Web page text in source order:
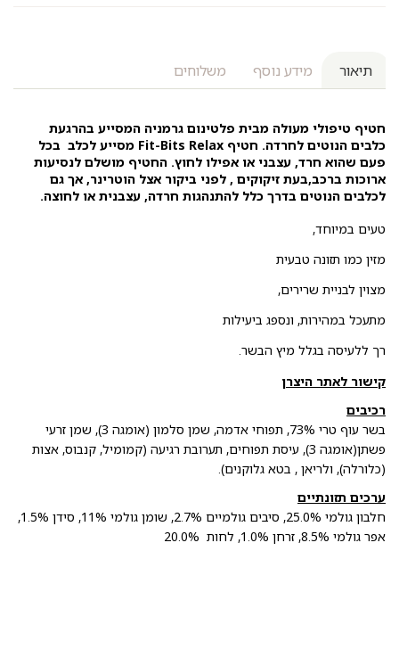
תיאור מידע נוסף משלוחים
חטיף טיפולי מעולה מבית פלטינום גרמניה המסייע בהרגעת
כלבים הנוטים לחרדה. חטיף Fit-Bits Relax מסייע לכלב בכל
פעם שהוא חרד, עצבני או אפילו לחוץ. החטיף מושלם לנסיעות
ארוכות ברכב,בעת זיקוקים , לפני ביקור אצל הוטרינר, אך גם
לכלבים הנוטים בדרך כלל להתנהגות חרדה, עצבנית או לחוצה.
טעים במיוחד,
מזין כמו תזונה טבעית
מצוין לבניית שרירים,
מתעכל במהירות, ונספג ביעילות
רך ללעיסה בגלל מיץ הבשר.
קישור לאתר היצרן
רכיבים
בשר עוף טרי 73%, תפוחי אדמה, שמן סלמון (אומגה 3), שמן זרעי
פשתן(אומגה 3), עיסת תפוחים, תערובת רגיעה (קמומיל, קנבוס, אצות
(כלורלה), ולריאן , בטא גלוקנים).
ערכים תזונתיים
חלבון גולמי 25.0%, סיבים גולמיים 2.7%, שומן גולמי 11%, סידן 1.5%,
אפר גולמי 8.5%, זרחן 1.0%, לחות 20.0%